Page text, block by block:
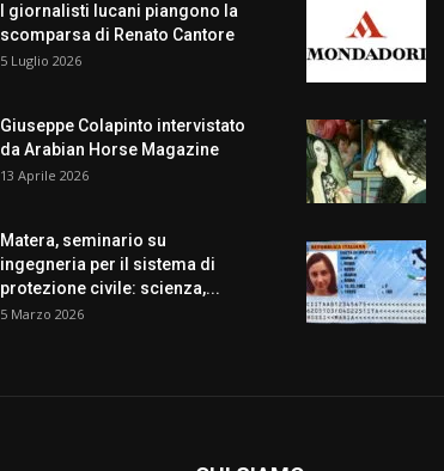
I giornalisti lucani piangono la
scomparsa di Renato Cantore
5 Luglio 2026
Giuseppe Colapinto intervistato
da Arabian Horse Magazine
13 Aprile 2026
Matera, seminario su
ingegneria per il sistema di
protezione civile: scienza,...
5 Marzo 2026